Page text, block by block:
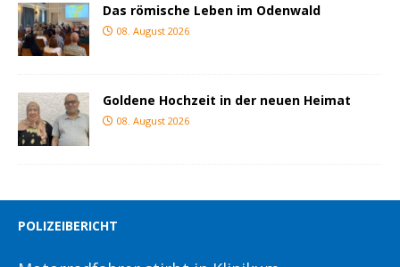
Das römische Leben im Odenwald
08. August 2026
Goldene Hochzeit in der neuen Heimat
08. August 2026
POLIZEIBERICHT